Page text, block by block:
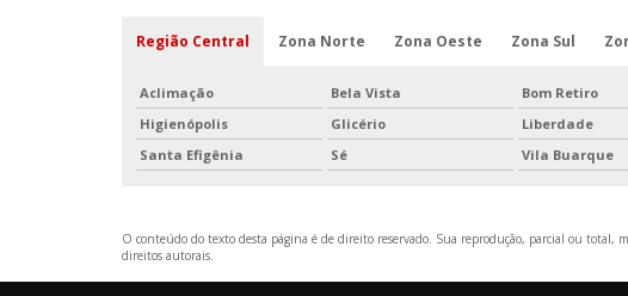
Região Central Zona Norte Zona Oeste Zona Sul
Aclimação Bela Vista Bom Retiro
Higienópolis
Glicério Liberdade
Santa Efigênia
Sé Vila Buarque
O conteúdo do texto desta página é de direito reservado. Sua reprodução, parcial ou
direitos autorais.